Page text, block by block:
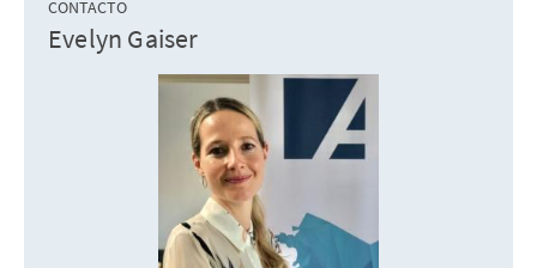
CONTACTO
Evelyn Gaiser